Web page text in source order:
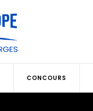
CONCOURS